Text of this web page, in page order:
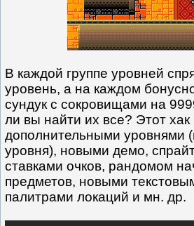
В каждой группе уровней
уровень, а на каждом
сундук с сокровищами на
ли вы найти их все? Этот хак
дополнительными уровнями
уровня), новыми демо,
ставками очков, рандомом
предметов, новыми
палитрами локаций и мн. др.